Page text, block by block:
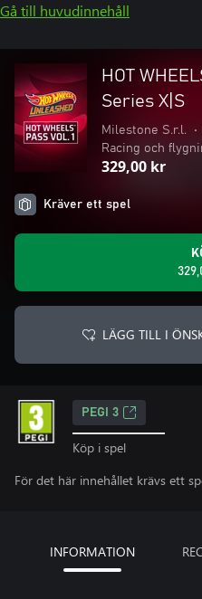
Gå till huvudinnehåll
HOT
Series X|S
Milestone S.r.l. •
Racing och
329,00 kr
Kräver ett spel
LÄGG TILL I
PEGI 3
Köp i spel
För det här innehållet krävs ett
INFORMATION